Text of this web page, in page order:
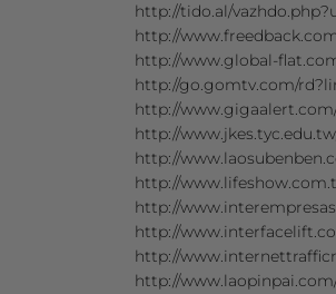
http://tido.al/
http://
http://www.global-
http://go.gomtv.com/
http://www.gigaalert.com/
http://
http://
http://
http://
http://
http://
http://